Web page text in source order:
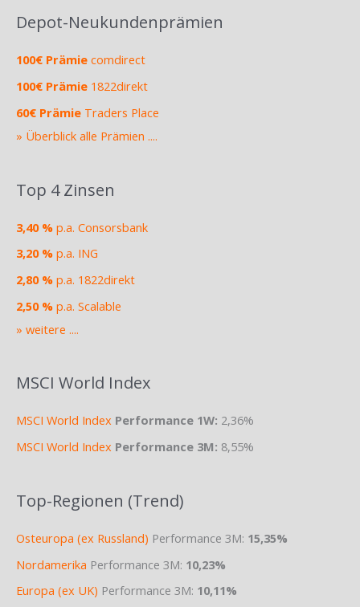
Depot-Neukundenprämien
100€ Prämie comdirect
100€ Prämie 1822direkt
60€ Prämie Traders Place
» Überblick alle Prämien ....
Top 4 Zinsen
3,40 % p.a. Consorsbank
3,20 % p.a. ING
2,80 % p.a. 1822direkt
2,50 % p.a. Scalable
» weitere ....
MSCI World Index
MSCI World Index Performance 1W: 2,36%
MSCI World Index Performance 3M: 8,55%
Top-Regionen (Trend)
Osteuropa (ex Russland) Performance 3M: 15,35%
Nordamerika Performance 3M: 10,23%
Europa (ex UK) Performance 3M: 10,11%